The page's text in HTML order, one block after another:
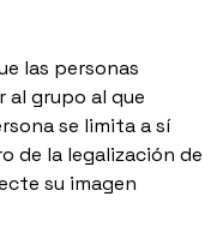
las personas
grupo al que
se limita a sí
de la legalización de
su imagen